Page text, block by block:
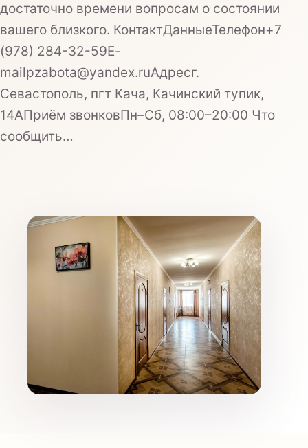
Назначения врача
достаточно времени вопросам о состоянии
вашего близкого. КонтактДанныеТелефон+7
(978) 284-32-59E-
mailpzabota@yandex.ruАдресг.
Севастополь, пгт Кача, Качинский тупик,
14АПриём звонковПн–Сб, 08:00–20:00 Что
сообщить…